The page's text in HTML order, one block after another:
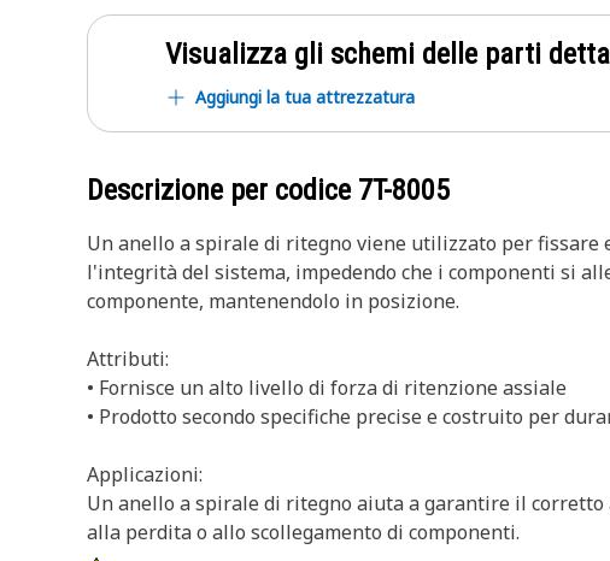
Visualizza gli schemi delle parti
Aggiungi la tua attrezzatura
Descrizione per codice 7T-8005
Un anello a spirale di ritegno viene utilizzato per fissare
l'integrità del sistema, impedendo che i componenti si
componente, mantenendolo in posizione.
Attributi:
• Fornisce un alto livello di forza di ritenzione assiale
• Prodotto secondo specifiche precise e costruito per
Applicazioni:
Un anello a spirale di ritegno aiuta a garantire il
alla perdita o allo scollegamento di componenti.